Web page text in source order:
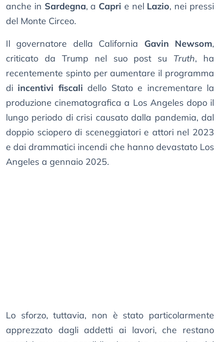
anche in Sardegna, a Capri e nel Lazio, nei pressi
del Monte Circeo.
Il governatore della California Gavin Newsom,
criticato da Trump nel suo post su Truth, ha
recentemente spinto per aumentare il programma
di incentivi fiscali dello Stato e incrementare la
produzione cinematografica a Los Angeles dopo il
lungo periodo di crisi causato dalla pandemia, dal
doppio sciopero di sceneggiatori e attori nel 2023
e dai drammatici incendi che hanno devastato Los
Angeles a gennaio 2025.
Lo sforzo, tuttavia, non è stato particolarmente
apprezzato dagli addetti ai lavori, che restano